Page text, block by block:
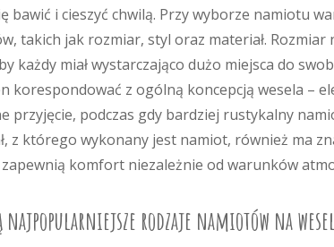
bawić i cieszyć chwilą. Przy wyborze namiotu
takich jak rozmiar, styl oraz materiał.
każdy miał wystarczająco dużo miejsca do
korespondować z ogólną koncepcją wesela –
przyjęcie, podczas gdy bardziej rustykalny
z którego wykonany jest namiot, również ma
komfort niezależnie od warunków
najpopularniejsze rodzaje namiotów na